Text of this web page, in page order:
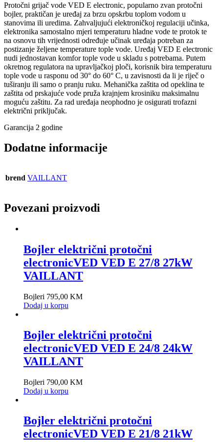
Protočni grijač vode VED E electronic, popularno zvan protočni
bojler, praktičan je uređaj za brzu opskrbu toplom vodom u
stanovima ili uredima. Zahvaljujući elektroničkoj regulaciji učinka,
elektronika samostalno mjeri temperaturu hladne vode te protok te
na osnovu tih vrijednosti određuje učinak uređaja potreban za
postizanje željene temperature tople vode. Uređaj VED E electronic
nudi jednostavan komfor tople vode u skladu s potrebama. Putem
okretnog regulatora na upravljačkoj ploči, korisnik bira temperaturu
tople vode u rasponu od 30° do 60° C, u zavisnosti da li je riječ o
tuširanju ili samo o pranju ruku. Mehanička zaštita od opeklina te
zaštita od prskajuće vode pruža krajnjem krosiniku maksimalnu
moguću zaštitu. Za rad uređaja neophodno je osigurati trofazni
električni priključak.
Garancija 2 godine
Dodatne informacije
brend VAILLANT
Povezani proizvodi
Bojler električni protočni
electronicVED VED E 27/8 27kW
VAILLANT
Bojleri 795,00 KM
Dodaj u korpu
Bojler električni protočni
electronicVED VED E 24/8 24kW
VAILLANT
Bojleri 790,00 KM
Dodaj u korpu
Bojler električni protočni
electronicVED VED E 21/8 21kW